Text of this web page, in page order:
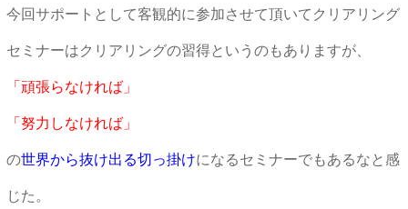
今回サポートとして客観的に参加させて頂いてクリアリング
セミナーはクリアリングの習得というのもありますが、
「頑張らなければ」
「努力しなければ」
の世界から抜け出る切っ掛けになるセミナーでもあるなと感
じた。